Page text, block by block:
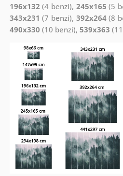
196x132 (4 benzi), 245x165 (5
343x231 (7 benzi), 392x264(8
490x330 (10 benzi), 539x363